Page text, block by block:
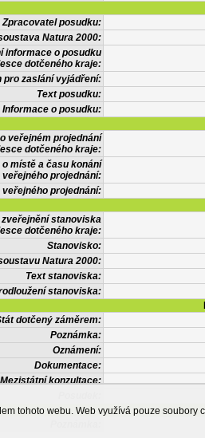
Zpracovatel posudku:
Natura 2000:
informace o posudku
dotčeného kraje:
pro zaslání vyjádření:
Text posudku:
Informace o posudku:
veřejném projednání
dotčeného kraje:
místě a času konání
veřejného projednání:
veřejného projednání:
zveřejnění stanoviska
dotčeného kraje:
Stanovisko:
Natura 2000:
Text stanoviska:
stanoviska:
dotčený záměrem:
Poznámka:
Oznámení:
Dokumentace:
Mezistátní konzultace:
tohoto webu. Web využívá pouze